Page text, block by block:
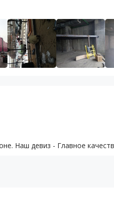
Наш девиз - Главное